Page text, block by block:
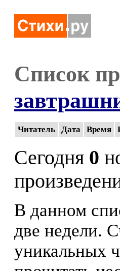
Список
Читатель Дата Время
Сегодня 0
В данном
две недели.
уникальных